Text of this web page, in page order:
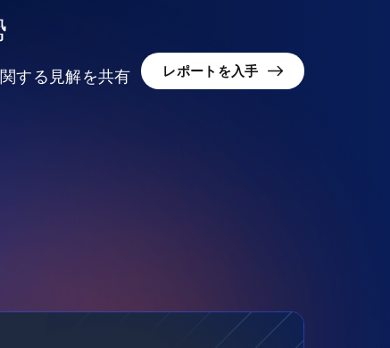
する見解を共有
レポートを入手